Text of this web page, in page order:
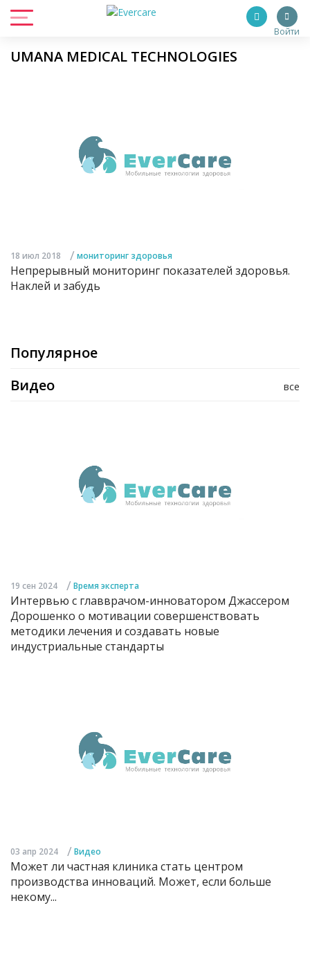
Войти
UMANA MEDICAL TECHNOLOGIES
18 июл 2018 / мониторинг здоровья
Непрерывный мониторинг показателей здоровья.
Наклей и забудь
Популярное
все
Видео
19 сен 2024 / Время эксперта
Интервью с главврачом-инноватором Джассером
Дорошенко о мотивации совершенствовать
методики лечения и создавать новые
индустриальные стандарты
03 апр 2024 / Видео
Может ли частная клиника стать центром
производства инноваций. Может, если больше
некому...